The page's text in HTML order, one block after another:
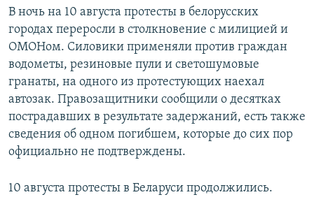
В ночь на 10 августа протесты в белорусских
городах переросли в столкновение с милицией и
ОМОНом. Силовики применяли против граждан
водометы, резиновые пули и светошумовые
гранаты, на одного из протестующих наехал
автозак. Правозащитники сообщили о десятках
пострадавших в результате задержаний, есть также
сведения об одном погибшем, которые до сих пор
официально не подтверждены.
10 августа протесты в Беларуси продолжились.